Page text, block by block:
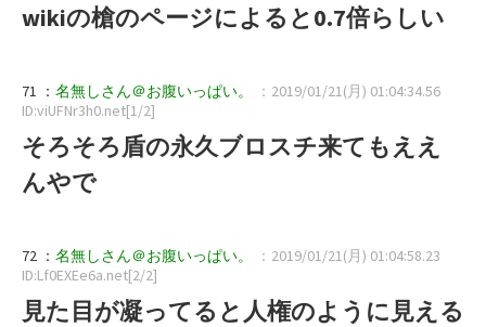
wikiの槍のページによると0.7倍らしい
71 ： 名無しさん＠お腹いっぱい。
：2019/01/21(月) 01:04:34.56
ID:viUFNr3h0.net[1/2]
そろそろ盾の永久ブロスチ来てもええ
んやで
72 ： 名無しさん＠お腹いっぱい。
：2019/01/21(月) 01:04:58.23
ID:Lf0EXEe6a.net[2/2]
見た目が凝ってると人権のように見える